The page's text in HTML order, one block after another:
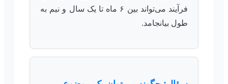
فرآیند می‌تواند بین ۶ ماه تا یک سال و نیم به
طول بیانجامد.